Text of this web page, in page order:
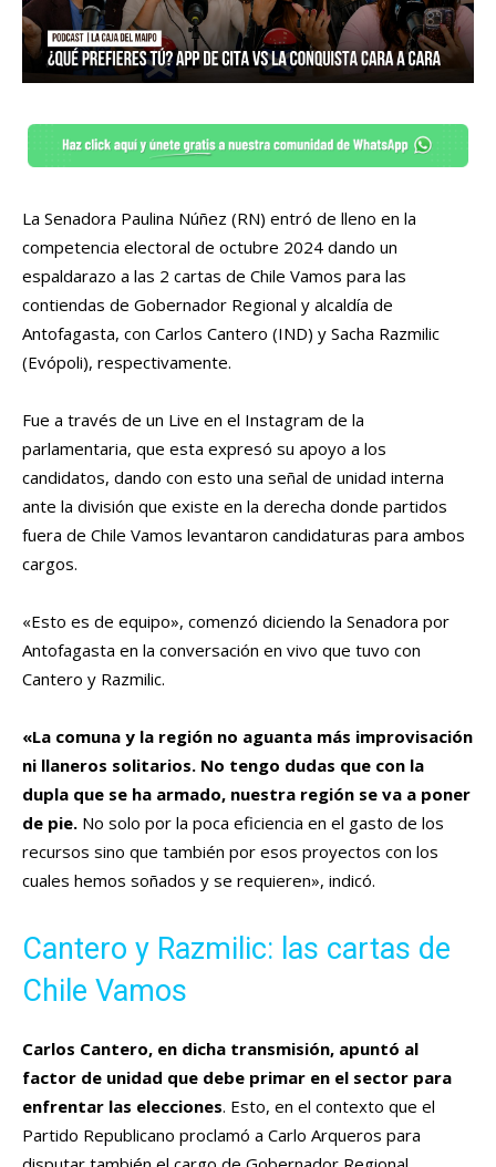
La Senadora Paulina Núñez (RN) entró de lleno en la
competencia electoral de octubre 2024 dando un
espaldarazo a las 2 cartas de Chile Vamos para las
contiendas de Gobernador Regional y alcaldía de
Antofagasta, con Carlos Cantero (IND) y Sacha Razmilic
(Evópoli), respectivamente.
Fue a través de un Live en el Instagram de la
parlamentaria, que esta expresó su apoyo a los
candidatos, dando con esto una señal de unidad interna
ante la división que existe en la derecha donde partidos
fuera de Chile Vamos levantaron candidaturas para ambos
cargos.
«Esto es de equipo», comenzó diciendo la Senadora por
Antofagasta en la conversación en vivo que tuvo con
Cantero y Razmilic.
«La comuna y la región no aguanta más improvisación
ni llaneros solitarios. No tengo dudas que con la
dupla que se ha armado, nuestra región se va a poner
de pie. No solo por la poca eficiencia en el gasto de los
recursos sino que también por esos proyectos con los
cuales hemos soñados y se requieren», indicó.
Cantero y Razmilic: las cartas de
Chile Vamos
Carlos Cantero, en dicha transmisión, apuntó al
factor de unidad que debe primar en el sector para
enfrentar las elecciones. Esto, en el contexto que el
Partido Republicano proclamó a Carlo Arqueros para